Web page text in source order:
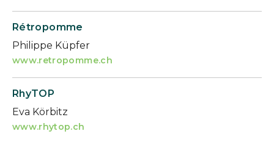
Rétropomme
Philippe Küpfer
www.retropomme.ch
RhyTOP
Eva Körbitz
www.rhytop.ch